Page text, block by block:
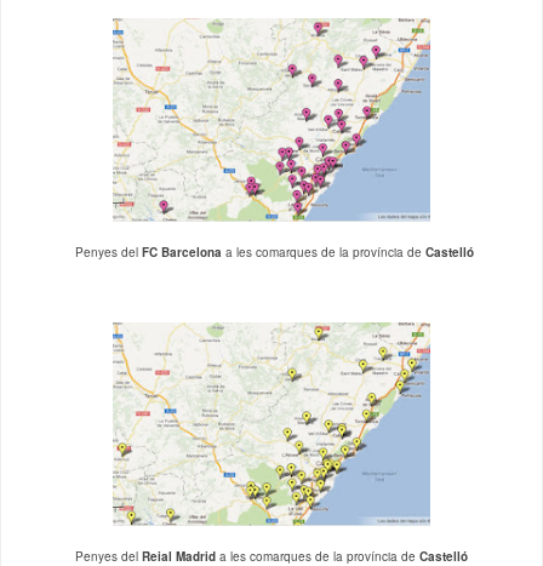
Penyes del FC Barcelona a les comarques de la província de Castelló
Penyes del Reial Madrid a les comarques de la província de Castelló